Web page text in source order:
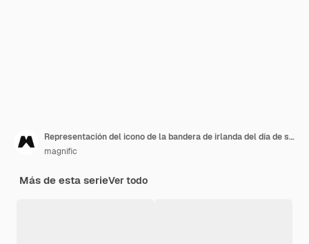
Representación del icono de la bandera de irlanda del día de san patricio
magnific
Más de esta serieVer todo